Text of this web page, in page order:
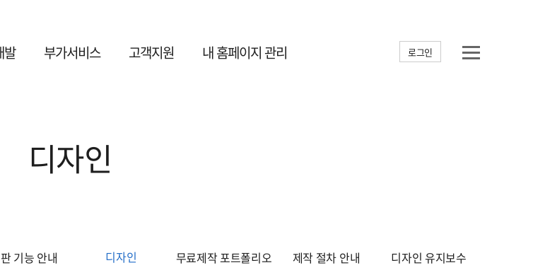
발 부가서비스 고객지원 내 홈페이지 관리 로그인
디자인
기능 안내 디자인 무료제작 포트폴리오 제작 절차 안내 디자인 유지보수